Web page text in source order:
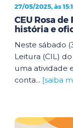
27/05/2025, às
CEU Rosa
história e
Neste sábado
Leitura (CIL)
uma atividade
conta... [saiba